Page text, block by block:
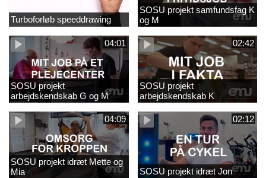
Turboforløb speeddrawing
SOSU projekt samfundsfag K
og M
04:01
SOSU projekt
arbejdskendskab G og M
02:42
SOSU projekt
arbejdskendskab K
04:09
SOSU projekt idræt Mette og
Mia
02:12
SOSU projekt idræt Jon